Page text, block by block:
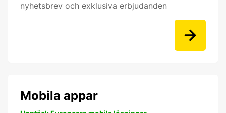
nyhetsbrev och exklusiva erbjudanden
Mobila appar